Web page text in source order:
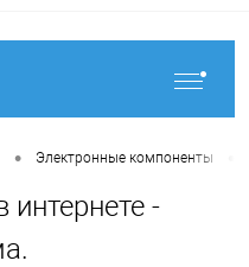
• Электронные компоненты
интернете -